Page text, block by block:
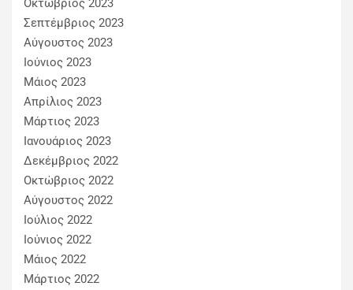
Οκτώβριος 2023
Σεπτέμβριος 2023
Αύγουστος 2023
Ιούνιος 2023
Μάιος 2023
Απρίλιος 2023
Μάρτιος 2023
Ιανουάριος 2023
Δεκέμβριος 2022
Οκτώβριος 2022
Αύγουστος 2022
Ιούλιος 2022
Ιούνιος 2022
Μάιος 2022
Μάρτιος 2022